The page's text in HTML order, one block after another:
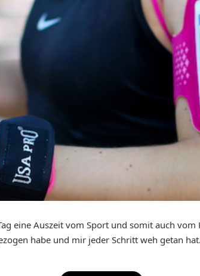
eine Auszeit vom Sport und somit auch
habe und mir jeder Schritt weh getan